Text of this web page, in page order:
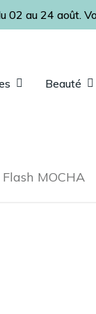
02 au 24 août.
Beauté
MOCHA